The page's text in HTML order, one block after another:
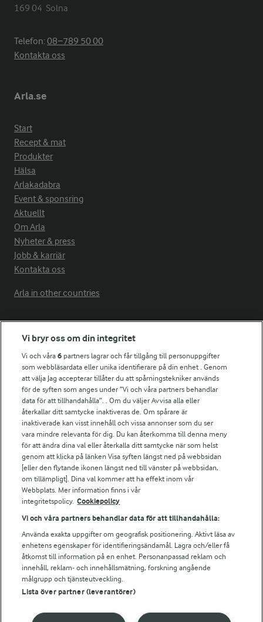
169 04  Solna
Telefon:08−789 50 00
Kontakta oss
Arla.se
Start
Recept & mat
Produkter
Hälsa
Arlakadabra
Event & sponsring
Aktuellt
Om Arla
Nyheter & press
Jobb & karriär
Kontakta oss
Arla in other countries
Fler Arlasajter
För ägare
Arlas kundportal
Arla.com
Falbygdens Ost
Arla webbshop
Bildbank
Följ oss
© 2026 Arla Foods
Vi bryr oss om din integritet
Vi och våra6 partners lagrar och får tillgång till personuppgifter
som webbläsardata eller unika identifierare på din enhet . Genom
att välja Jag accepterar tillåter du att spårningstekniker används
för de syften som anges under ”Vi och våra partners behandlar
data för att tillhandahålla”. . Om du väljer Avvisa alla eller
återkallar ditt samtycke inaktiveras de. Om spårare är
inaktiverade kan visst innehåll och vissa annonser som du ser
vara mindre relevanta för dig. Du kan återkomma till denna meny
för att ändra dina val eller återkalla ditt samtycke när som helst
genom att klicka på länken Visa syften längst ned på webbsidan
[eller den flytande ikonen längst ned till vänster på webbsidan,
om tillämpligt]. Dina val kommer att ha effekt inom vår
Webbplats. Mer information finns i vår
integritetspolicy. Cookiepolicy
Vi och våra partners behandlar data för att tillhandahålla:
Använda exakta uppgifter om geografisk positionering. Aktivt läsa av
enhetens egenskaper för identifieringsändamål. Lagra och/eller få
åtkomst till information på en enhet. Personanpassad reklam och
innehåll, reklam- och innehållsmätning, forskning angående
målgrupp och tjänsteutveckling.
Lista över partner (leverantörer)